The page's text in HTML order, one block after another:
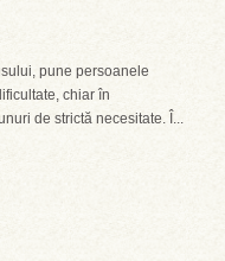
pune persoanele
chiar în
de strictă necesitate. Î...